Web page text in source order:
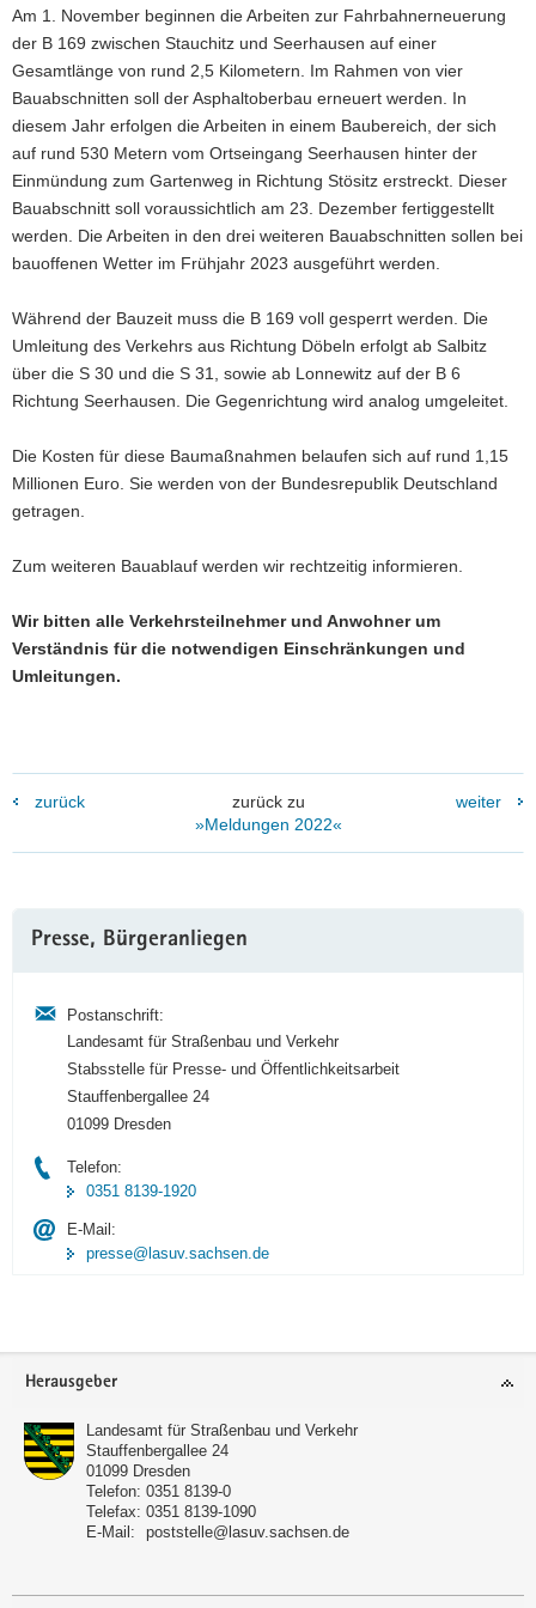
a
v
i
g
a
t
i
o
n
Am 1. November beginnen die Arbeiten zur Fahrbahnerneuerung
der B 169 zwischen Stauchitz und Seerhausen auf einer
Gesamtlänge von rund 2,5 Kilometern. Im Rahmen von vier
Bauabschnitten soll der Asphaltoberbau erneuert werden. In
diesem Jahr erfolgen die Arbeiten in einem Baubereich, der sich
auf rund 530 Metern vom Ortseingang Seerhausen hinter der
Einmündung zum Gartenweg in Richtung Stösitz erstreckt. Dieser
Bauabschnitt soll voraussichtlich am 23. Dezember fertiggestellt
werden. Die Arbeiten in den drei weiteren Bauabschnitten sollen bei
bauoffenen Wetter im Frühjahr 2023 ausgeführt werden.
Während der Bauzeit muss die B 169 voll gesperrt werden. Die
Umleitung des Verkehrs aus Richtung Döbeln erfolgt ab Salbitz
über die S 30 und die S 31, sowie ab Lonnewitz auf der B 6
Richtung Seerhausen. Die Gegenrichtung wird analog umgeleitet.
Die Kosten für diese Baumaßnahmen belaufen sich auf rund 1,15
Millionen Euro. Sie werden von der Bundesrepublik Deutschland
getragen.
Zum weiteren Bauablauf werden wir rechtzeitig informieren.
Wir bitten alle Verkehrsteilnehmer und Anwohner um
Verständnis für die notwendigen Einschränkungen und
Umleitungen.
zurück
zurück zu
»Meldungen 2022«
weiter
Information
Presse, Bürgeranliegen
Postanschrift:
Landesamt für Straßenbau und Verkehr
Stabsstelle für Presse- und Öffentlichkeitsarbeit
Stauffenbergallee 24
01099 Dresden
Telefon:
0351 8139-1920
E-Mail:
presse@lasuv.sachsen.de
Footer-
Herausgeber
Landesamt für Straßenbau und Verkehr
Stauffenbergallee 24
01099 Dresden
Telefon: 0351 8139-0
Telefax: 0351 8139-1090
E-Mail:
poststelle@lasuv.sachsen.de